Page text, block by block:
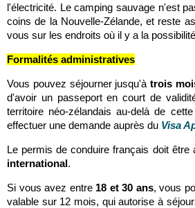
l'électricité. Le camping sauvage n'est
coins de la Nouvelle-Zélande, et reste
vous sur les endroits où il y a la
Formalités administratives
Vous pouvez séjourner jusqu'àtrois
d'avoir un passeport en court de
territoire néo-zélandais au-delà de
effectuer une demande auprès du Visa
Le permis de conduire français doit être
international.
Si vous avez entre 18 et 30 ans, vous
valable sur 12 mois, qui autorise à